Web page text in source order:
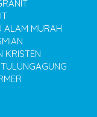
ALAM MURAH
KRISTEN